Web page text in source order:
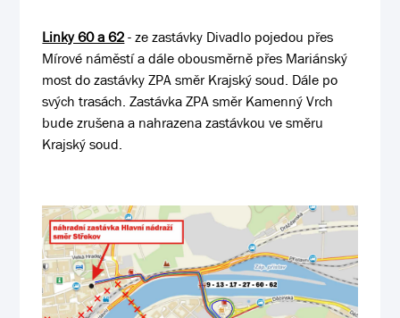
Linky 60 a 62- ze zastávky Divadlo pojedou přes
Mírové náměstí a dále obousměrně přes Mariánský
most do zastávky ZPA směr Krajský soud. Dále po
svých trasách. Zastávka ZPA směr Kamenný Vrch
bude zrušena a nahrazena zastávkou ve směru
Krajský soud.